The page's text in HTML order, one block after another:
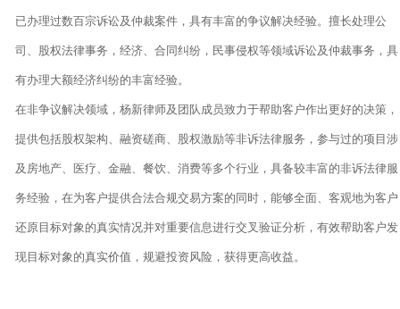
已办理过数百宗诉讼及仲裁案件，具有丰富的争议解决经验。擅长处理公
司、股权法律事务，经济、合同纠纷，民事侵权等领域诉讼及仲裁事务，具
有办理大额经济纠纷的丰富经验。
在非争议解决领域，杨新律师及团队成员致力于帮助客户作出更好的决策，
提供包括股权架构、融资磋商、股权激励等非诉法律服务，参与过的项目涉
及房地产、医疗、金融、餐饮、消费等多个行业，具备较丰富的非诉法律服
务经验，在为客户提供合法合规交易方案的同时，能够全面、客观地为客户
还原目标对象的真实情况并对重要信息进行交叉验证分析，有效帮助客户发
现目标对象的真实价值，规避投资风险，获得更高收益。